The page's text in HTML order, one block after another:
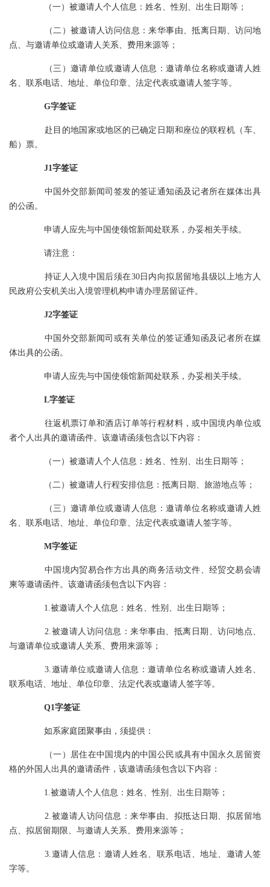
（一）被邀请人个人信息：姓名、性别、出生日期等；
（二）被邀请人访问信息：来华事由、抵离日期、访问地
点、与邀请单位或邀请人关系、费用来源等；
（三）邀请单位或邀请人信息：邀请单位名称或邀请人姓
名、联系电话、地址、单位印章、法定代表或邀请人签字等。
G字签证
赴目的地国家或地区的已确定日期和座位的联程机（车、
船）票。
J1字签证
中国外交部新闻司签发的签证通知函及记者所在媒体出具
的公函。
申请人应先与中国使领馆新闻处联系，办妥相关手续。
请注意：
持证人入境中国后须在30日内向拟居留地县级以上地方人
民政府公安机关出入境管理机构申请办理居留证件。
J2字签证
中国外交部新闻司或有关单位的签证通知函及记者所在媒
体出具的公函。
申请人应先与中国使领馆新闻处联系，办妥相关手续。
L字签证
往返机票订单和酒店订单等行程材料，或中国境内单位或
者个人出具的邀请函件。该邀请函须包含以下内容：
（一）被邀请人个人信息：姓名、性别、出生日期等；
（二）被邀请人行程安排信息：抵离日期、旅游地点等；
（三）邀请单位或邀请人信息：邀请单位名称或邀请人姓
名、联系电话、地址、单位印章、法定代表或邀请人签字等。
M字签证
中国境内贸易合作方出具的商务活动文件、经贸交易会请
柬等邀请函件。该邀请函须包含以下内容：
1.被邀请人个人信息：姓名、性别、出生日期等；
2.被邀请人访问信息：来华事由、抵离日期、访问地点、
与邀请单位或邀请人关系、费用来源等；
3.邀请单位或邀请人信息：邀请单位名称或邀请人姓名、
联系电话、地址、单位印章、法定代表或邀请人签字等。
Q1字签证
如系家庭团聚事由，须提供：
（一）居住在中国境内的中国公民或具有中国永久居留资
格的外国人出具的邀请函件，该邀请函须包含以下内容：
1.被邀请人个人信息：姓名、性别、出生日期等；
2.被邀请人访问信息：来华事由、拟抵达日期、拟居留地
点、拟居留期限、与邀请人关系、费用来源等；
3.邀请人信息：邀请人姓名、联系电话、地址、邀请人签
字等。